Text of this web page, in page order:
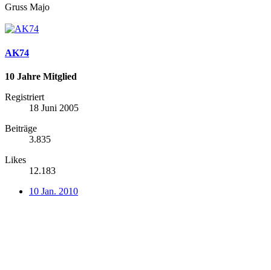
Gruss Majo
AK74
10 Jahre Mitglied
Registriert
18 Juni 2005
Beiträge
3.835
Likes
12.183
10 Jan. 2010